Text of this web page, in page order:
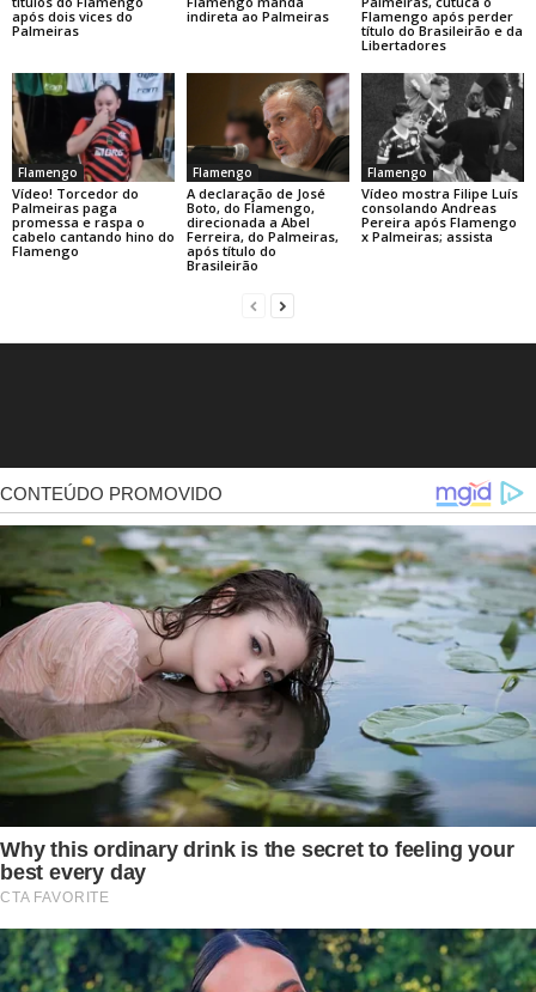
após dois vices do
Palmeiras
indireta ao Palmeiras
Flamengo após perder
título do Brasileirão e da
Libertadores
Flamengo
Vídeo! Torcedor do
Palmeiras paga
promessa e raspa o
cabelo cantando hino do
Flamengo
Flamengo
A declaração de José
Boto, do Flamengo,
direcionada a Abel
Ferreira, do Palmeiras,
após título do
Brasileirão
Flamengo
Vídeo mostra Filipe Luís
consolando Andreas
Pereira após Flamengo
x Palmeiras; assista